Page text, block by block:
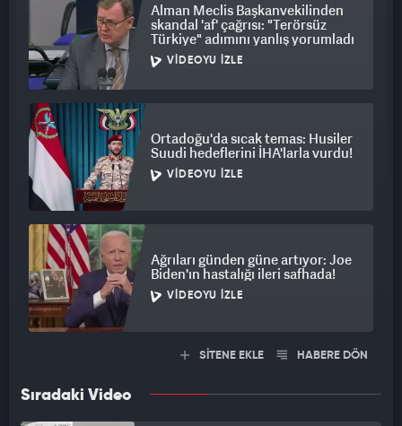
Alman Meclis Başkanvekilinden
skandal 'af' çağrısı: "Terörsüz
Türkiye" adımını yanlış yorumladı
VIDEOYU İZLE
Ortadoğu'da sıcak temas: Husiler
Suudi hedeflerini İHA'larla vurdu!
VIDEOYU İZLE
Ağrıları günden güne artıyor: Joe
Biden'ın hastalığı ileri safhada!
VIDEOYU İZLE
SİTENE EKLE HABERE DÖN
Sıradaki Video